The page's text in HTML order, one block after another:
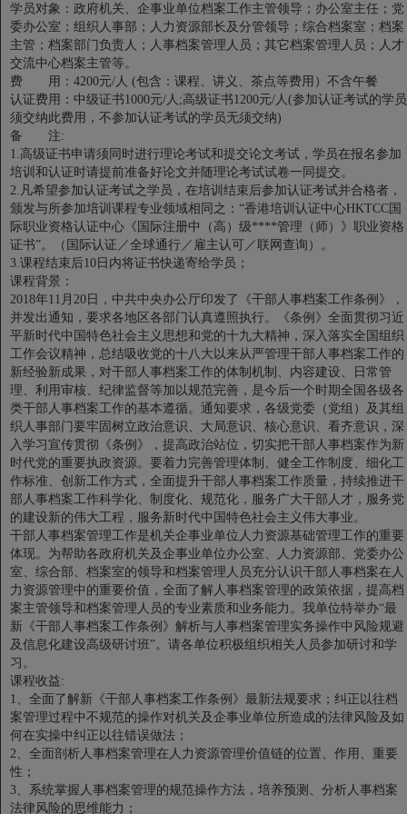
学员对象：政府机关、企事业单位档案工作主管领导；办公室主任；党
委办公室；组织人事部；人力资源部长及分管领导；综合档案室；档案
主管；档案部门负责人；人事档案管理人员；其它档案管理人员；人才
交流中心档案主管等。
费 用：4200元/人 (包含：课程、讲义、茶点等费用）不含午餐
认证费用：中级证书1000元/人;高级证书1200元/人(参加认证考试的学员
须交纳此费用，不参加认证考试的学员无须交纳)
备 注:
1.高级证书申请须同时进行理论考试和提交论文考试，学员在报名参加
培训和认证时请提前准备好论文并随理论考试试卷一同提交。
2.凡希望参加认证考试之学员，在培训结束后参加认证考试并合格者，
颁发与所参加培训课程专业领域相同之：“香港培训认证中心HKTCC国
际职业资格认证中心《国际注册中（高）级****管理（师）》职业资格
证书”。（国际认证／全球通行／雇主认可／联网查询）。
3.课程结束后10日内将证书快递寄给学员；
课程背景：
2018年11月20日，中共中央办公厅印发了《干部人事档案工作条例》，
并发出通知，要求各地区各部门认真遵照执行。《条例》全面贯彻习近
平新时代中国特色社会主义思想和党的十九大精神，深入落实全国组织
工作会议精神，总结吸收党的十八大以来从严管理干部人事档案工作的
新经验新成果，对干部人事档案工作的体制机制、内容建设、日常管
理、利用审核、纪律监督等加以规范完善，是今后一个时期全国各级各
类干部人事档案工作的基本遵循。通知要求，各级党委（党组）及其组
织人事部门要牢固树立政治意识、大局意识、核心意识、看齐意识，深
入学习宣传贯彻《条例》，提高政治站位，切实把干部人事档案作为新
时代党的重要执政资源。要着力完善管理体制、健全工作制度、细化工
作标准、创新工作方式，全面提升干部人事档案工作质量，持续推进干
部人事档案工作科学化、制度化、规范化，服务广大干部人才，服务党
的建设新的伟大工程，服务新时代中国特色社会主义伟大事业。
干部人事档案管理工作是机关企事业单位人力资源基础管理工作的重要
体现。为帮助各政府机关及企事业单位办公室、人力资源部、党委办公
室、综合部、档案室的领导和档案管理人员充分认识干部人事档案在人
力资源管理中的重要价值，全面了解人事档案管理的政策依据，提高档
案主管领导和档案管理人员的专业素质和业务能力。我单位特举办“最
新《干部人事档案工作条例》解析与人事档案管理实务操作中风险规避
及信息化建设高级研讨班”。请各单位积极组织相关人员参加研讨和学
习。
课程收益:
1、全面了解新《干部人事档案工作条例》最新法规要求；纠正以往档
案管理过程中不规范的操作对机关及企事业单位所造成的法律风险及如
何在实操中纠正以往错误做法；
2、全面剖析人事档案管理在人力资源管理价值链的位置、作用、重要
性；
3、系统掌握人事档案管理的规范操作方法，培养预测、分析人事档案
法律风险的思维能力；